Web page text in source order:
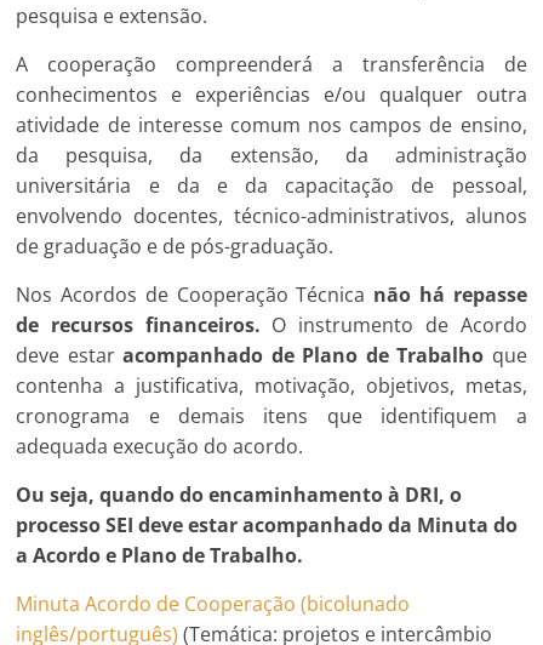
pesquisa e extensão.
A cooperação compreenderá a transferência de
conhecimentos e experiências e/ou qualquer outra
atividade de interesse comum nos campos de ensino,
da pesquisa, da extensão, da administração
universitária e da e da capacitação de pessoal,
envolvendo docentes, técnico-administrativos, alunos
de graduação e de pós-graduação.
Nos Acordos de Cooperação Técnica não há repasse
de recursos financeiros. O instrumento de Acordo
deve estaracompanhado de Plano de Trabalho que
contenha a justificativa, motivação, objetivos, metas,
cronograma e demais itens que identifiquem a
adequada execução do acordo.
Ou seja, quando do encaminhamento à DRI, o
processo SEI deve estar acompanhado da Minuta do
a Acordo e Plano de Trabalho.
Minuta Acordo de Cooperação (bicolunado
inglês/português)(Temática: projetos e intercâmbio